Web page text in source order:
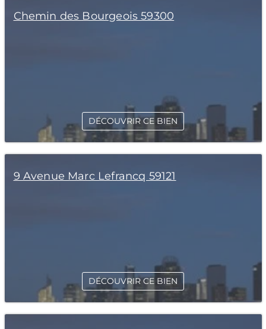
Chemin des Bourgeois 59300
DÉCOUVRIR CE BIEN
9 Avenue Marc Lefrancq 59121
DÉCOUVRIR CE BIEN